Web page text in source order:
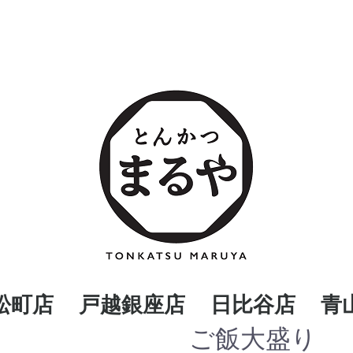
町店
戸越銀座店
日比谷店
お弁当
その他
青
ご飯大盛り